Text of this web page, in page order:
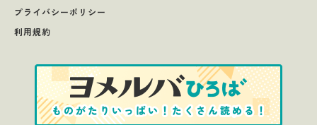
プライバシーポリシー
利用規約